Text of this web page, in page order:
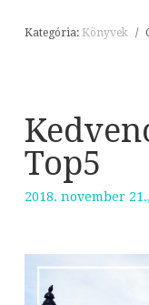
Kategória: Könyvek /
Top5
2018. november